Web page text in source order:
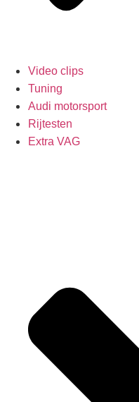
Video clips
Tuning
Audi motorsport
Rijtesten
Extra VAG